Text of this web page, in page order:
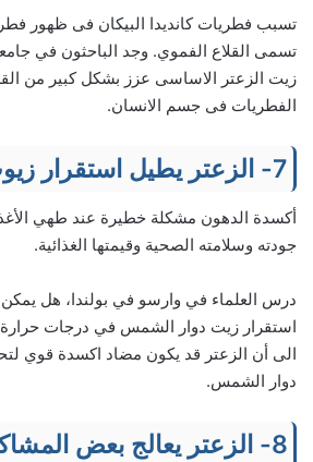
تسبب فطريات كانديدا البيكان فى ظهور
تسمى القلاع الفموي. وجد الباحثون في
زيت الزعتر الاساسى عزز بشكل كبير من
الفطريات فى جسم الانسان.
7- الزعتر يطيل استقرار زيوت الطهى
أكسدة الدهون مشكلة خطيرة عند طهي
جودته وسلامته الصحية وقيمتها الغذائية.
درس العلماء في وارسو في بولندا، هل
استقرار زيت دوار الشمس في درجات حرارة
الى أن الزعتر قد يكون مضاد اكسدة قوي
دوار الشمس.
8- الزعتر يعالج بعض